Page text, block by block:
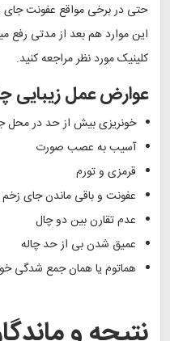
حتی در برخی مواقع عفونت جای
این موارد هم بعد از مدتی رفع
کلینیک مورد نظر مراجعه کنید.
عوارض عمل زیبایی
خونریزی بیش از حد در محل
آسیب به عصب صورت
قرمزی و تورم
عفونت و باقی ماندن جای
عدم تقارن بین دو چال
عمیق شدن بی از حد چاله
هماتوم یا همان جمع شدگی